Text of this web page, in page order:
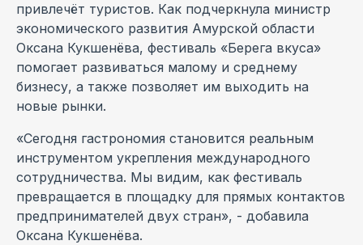
привлечёт туристов. Как подчеркнула министр
экономического развития Амурской области
Оксана Кукшенёва, фестиваль «Берега вкуса»
помогает развиваться малому и среднему
бизнесу, а также позволяет им выходить на
новые рынки.
«Сегодня гастрономия становится реальным
инструментом укрепления международного
сотрудничества. Мы видим, как фестиваль
превращается в площадку для прямых контактов
предпринимателей двух стран», - добавила
Оксана Кукшенёва.